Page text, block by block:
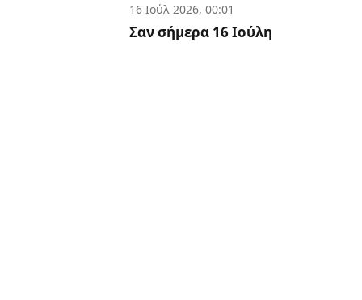
16 Ιούλ 2026, 00:01
Σαν σήμερα 16 Ιούλη